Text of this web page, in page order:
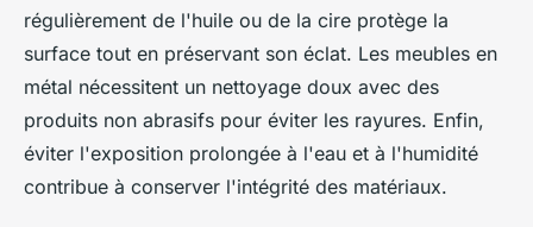
régulièrement de l'huile ou de la cire protège la
surface tout en préservant son éclat. Les meubles en
métal nécessitent un nettoyage doux avec des
produits non abrasifs pour éviter les rayures. Enfin,
éviter l'exposition prolongée à l'eau et à l'humidité
contribue à conserver l'intégrité des matériaux.